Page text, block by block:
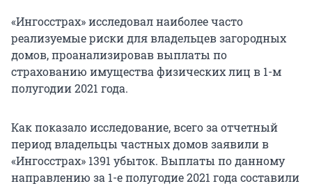
«Ингосстрах» исследовал наиболее часто
реализуемые риски для владельцев загородных
домов, проанализировав выплаты по
страхованию имущества физических лиц в 1-м
полугодии 2021 года.
Как показало исследование, всего за отчетный
период владельцы частных домов заявили в
«Ингосстрах» 1391 убыток. Выплаты по данному
направлению за 1-е полугодие 2021 года составили